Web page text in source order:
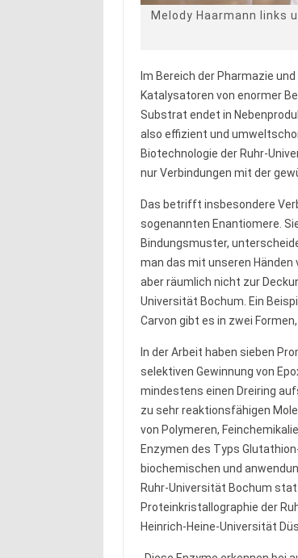
Melody Haarmann links
Im Bereich der Pharmazie
Katalysatoren von enormer
Substrat endet in
also effizient und
Biotechnologie der Ruhr-
nur Verbindungen mit der
Das betrifft insbesondere
sogenannten Enantiomere.
Bindungsmuster,
man das mit unseren Händen
aber räumlich nicht zur
Universität Bochum. Ein
Carvon gibt es in zwei
In der Arbeit haben sieben
selektiven Gewinnung von
mindestens einen Dreiring
zu sehr reaktionsfähigen
von Polymeren,
Enzymen des Typs
biochemischen und
Ruhr-Universität Bochum
Proteinkristallographie der
Heinrich-Heine-Universität